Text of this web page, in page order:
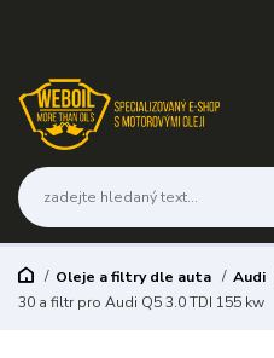
Oleje a filtry dle auta Audi
30 a filtr pro Audi Q5 3.0 TDI 155 kw